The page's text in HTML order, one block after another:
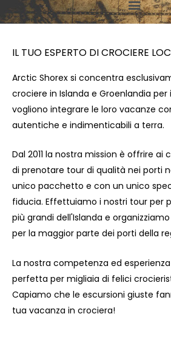
Main
Menu
IL TUO ESPERTO DI CROCIERE
Arctic Shorex si concentra
crociere in Islanda e Groenlandia
vogliono integrare le loro vacanze
autentiche e indimenticabili a terra.
Dal 2011 la nostra mission è offrire
di prenotare tour di qualità nei porti
unico pacchetto e con un unico
fiducia. Effettuiamo i nostri tour per
più grandi dell'Islanda e
per la maggior parte dei porti della
La nostra competenza ed
perfetta per migliaia di felici
Capiamo che le escursioni giuste
tua vacanza in crociera!